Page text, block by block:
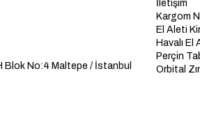
Blok No:4 Maltepe / İstanbul
İletişim
Kargom
El Aleti
Havalı El
Perçin
Orbital